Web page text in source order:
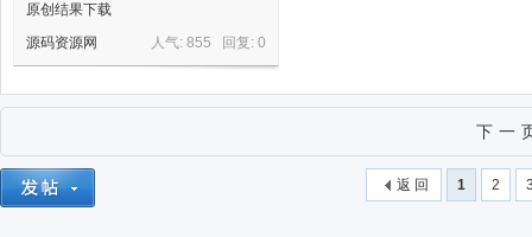
原创结果下载
人气: 855 回复: 0
源码资源网
下一
1 2
返 回